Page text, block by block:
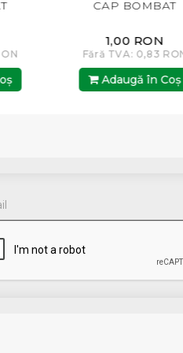
CAP BOMBAT
1,00 RON
Fără TVA: 0,83 RON
Adaugă în Coş